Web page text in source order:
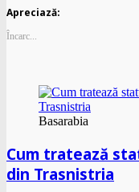
Apreciază:
Încarc...
Basarabia
Cum tratează
din Trasnistria